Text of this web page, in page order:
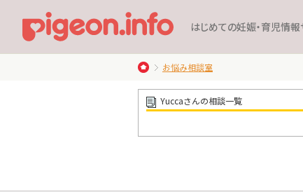
はじめての妊娠・育児情報
お悩み相談室
Yuccaさんの相談一覧